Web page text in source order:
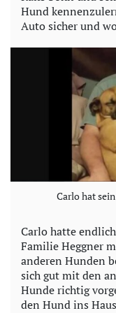
Hund
Auto sicher und
Carlo hat
Carlo hatte
Familie Heggner
anderen Hunden
sich gut mit den
Hunde richtig
den Hund ins